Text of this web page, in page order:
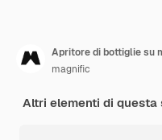
Apritore di bottiglie su
magnific
Altri elementi di questa